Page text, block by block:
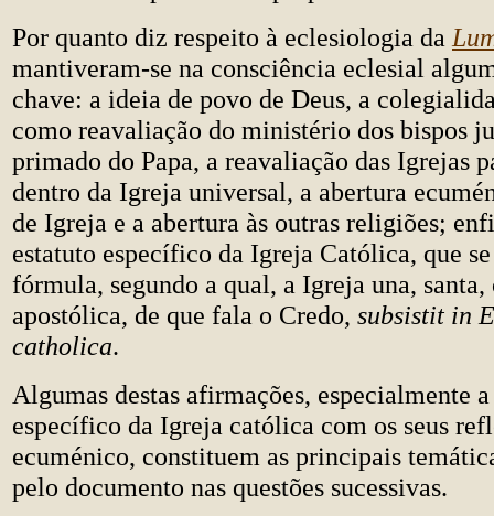
Por quanto diz respeito à eclesiologia da
mantiveram-se na consciência eclesial
chave: a ideia de povo de Deus, a
como reavaliação do ministério dos bispos
primado do Papa, a reavaliação das Igrejas
dentro da Igreja universal, a abertura
de Igreja e a abertura às outras religiões;
estatuto específico da Igreja Católica, que
fórmula, segundo a qual, a Igreja una,
apostólica, de que fala o Credo, subsistit in
catholica.
Algumas destas afirmações, especialmente
específico da Igreja católica com os seus
ecuménico, constituem as principais
pelo documento nas questões sucessivas.